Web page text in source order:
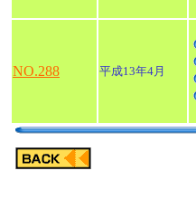
NO.288 平成13年4月